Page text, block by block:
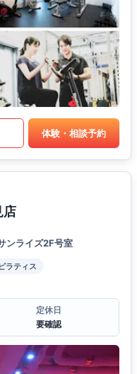
体験・相談予約
店
ンライズ2F号室
ラティス
定休日
要確認